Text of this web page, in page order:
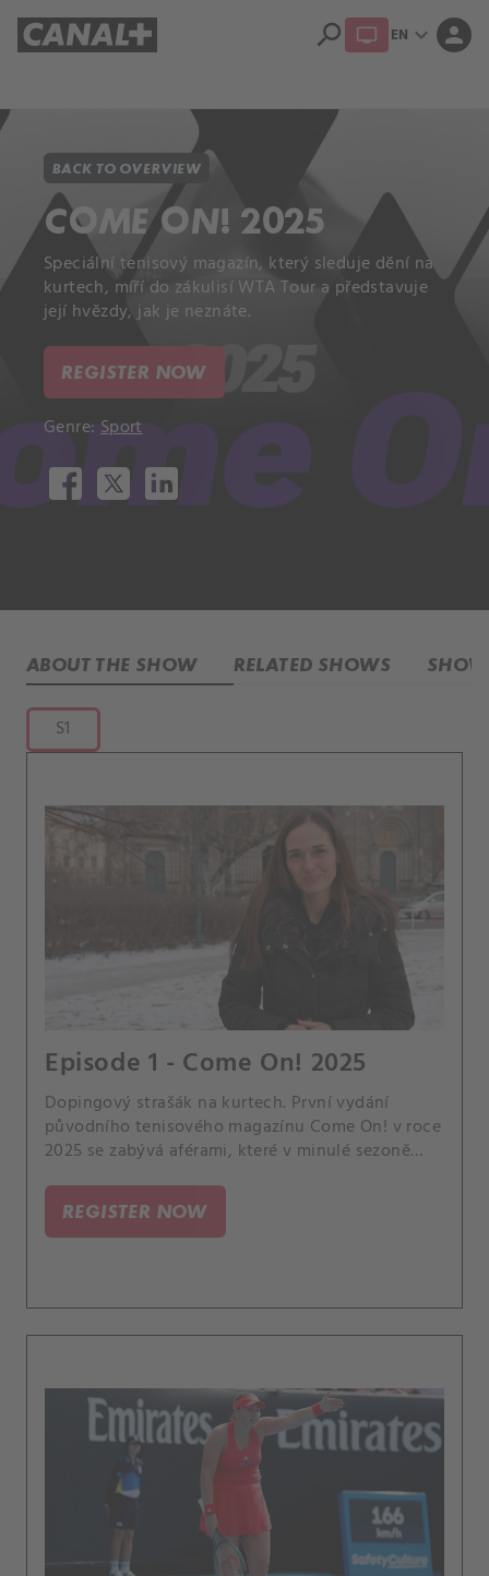
search EN expand_more person
BACK TO OVERVIEW
COME ON! 2025
Speciální tenisový magazín, který sleduje dění na
kurtech, míří do zákulisí WTA Tour a představuje
její hvězdy, jak je neznáte.
REGISTER NOW
Genre:Sport
ABOUT THE SHOW RELATED SHOWS
S1
Episode 1 - Come On! 2025
Dopingový strašák na kurtech. První vydání
původního tenisového magazínu Come On! v roce
2025 se zabývá aférami, které v minulé sezoně
REGISTER NOW